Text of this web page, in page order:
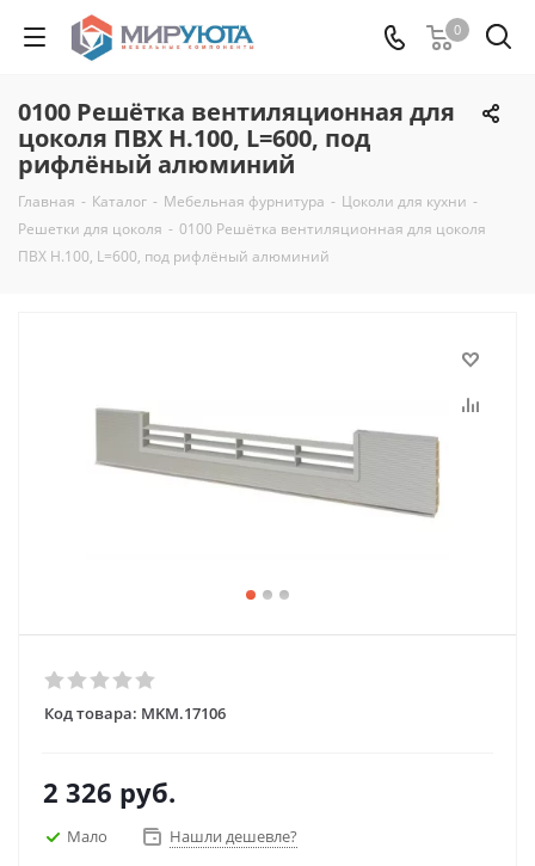
0
0100 Решётка вентиляционная для
цоколя ПВХ H.100, L=600, под
рифлёный алюминий
Главная - Каталог - Мебельная фурнитура - Цоколи для кухни -
Решетки для цоколя - 0100 Решётка вентиляционная для цоколя
ПВХ H.100, L=600, под рифлёный алюминий
Код товара: MKM.17106
2 326 руб.
Мало Нашли дешевле?